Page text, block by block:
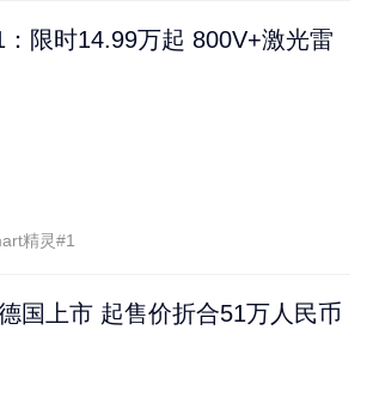
限时14.99万起 800V+激光雷
精灵#1
国上市 起售价折合51万人民币